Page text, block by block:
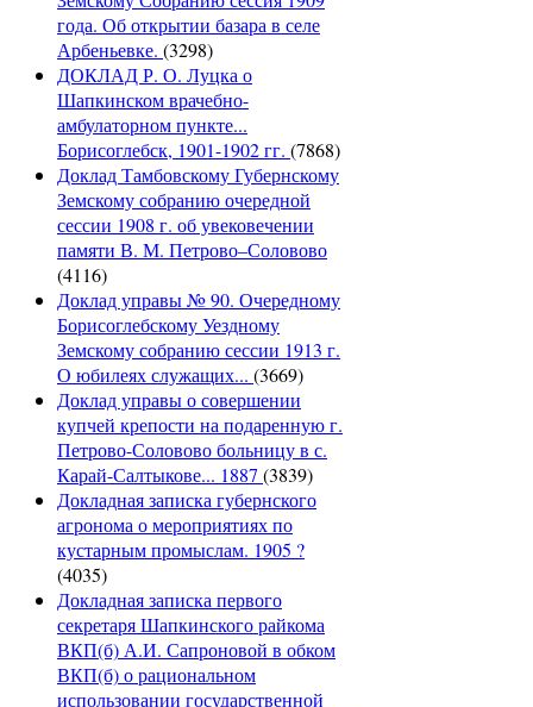
года. Об открытии базара в селе
Арбеньевке. (3298)
ДОКЛАД Р. О. Луцка о
Шапкинском врачебно-
амбулаторном пункте...
Борисоглебск, 1901-1902 гг. (7868)
Доклад Тамбовскому Губернскому
Земскому собранию очередной
сессии 1908 г. об увековечении
памяти В. М. Петрово–Соловово
(4116)
Доклад управы № 90. Очередному
Борисоглебскому Уездному
Земскому собранию сессии 1913 г.
О юбилеях служащих... (3669)
Доклад управы о совершении
купчей крепости на подаренную г.
Петрово-Соловово больницу в с.
Карай-Салтыкове... 1887 (3839)
Докладная записка губернского
агронома о мероприятиях по
кустарным промыслам. 1905 ?
(4035)
Докладная записка первого
секретаря Шапкинского райкома
ВКП(б) А.И. Сапроновой в обком
ВКП(б) о рациональном
использовании государственной